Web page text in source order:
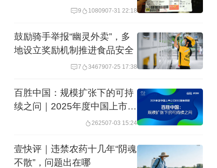
9 1080907-31 22:18
鼓励骑手举报“幽灵外卖”，多
地设立奖励机制推进食品安全
7 3467907-25 17:38
百胜中国：规模扩张下的可持
续之问｜2025年度中国上市公
262507-03 15:24
壹快评｜违禁农药十几年“阴魂
不散”，问题出在哪